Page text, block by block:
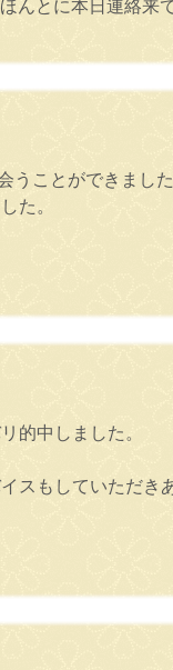
とに本日連絡来
ことができました
た。
的中しました。
スもしていただき